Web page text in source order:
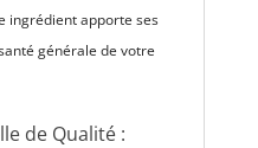
ingrédient apporte ses
générale de votre
de Qualité :